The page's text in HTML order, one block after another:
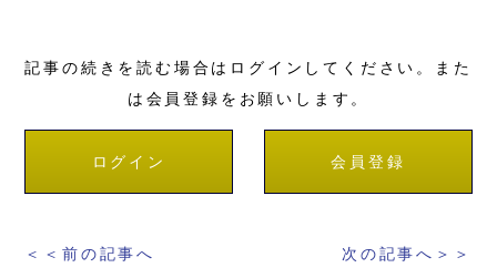
記事の続きを読む場合はログインしてください。また
は会員登録をお願いします。
ログイン 会員登録
＜＜前の記事へ 次の記事へ＞＞